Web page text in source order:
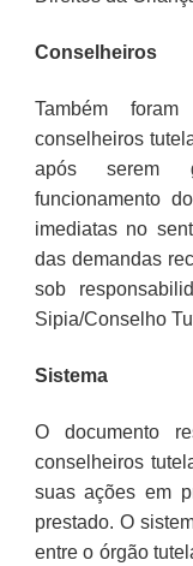
Conselheiros
Também
conselheiros
após serem
funcionamento
imediatas no
das demandas
sob
Sipia/Conselho
Sistema
O documento
conselheiros
suas ações em
prestado. O
entre o órgão